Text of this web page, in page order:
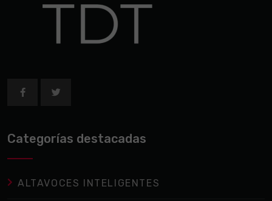
Categorías destacadas
ALTAVOCES INTELIGENTES